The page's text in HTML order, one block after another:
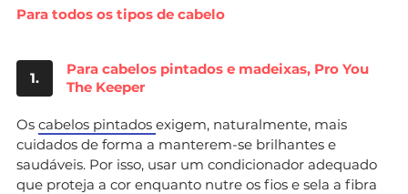
Para todos os tipos de cabelo
1.
Para cabelos pintados e madeixas, Pro You
The Keeper
Os cabelos pintados exigem, naturalmente, mais
cuidados de forma a manterem-se brilhantes e
saudáveis. Por isso, usar um condicionador adequado
que proteja a cor enquanto nutre os fios e sela a fibra